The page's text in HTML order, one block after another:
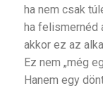
ha nem csak
ha felismernéd
akkor ez az
Ez nem „még
Hanem egy